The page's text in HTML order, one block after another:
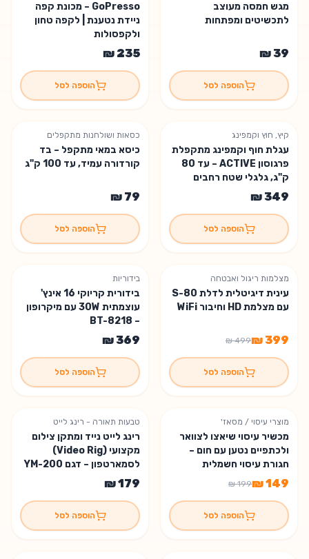
מגש חמסה מעוצב
לתכשיטים ומפתחות
הוספה לסל
GoPresso – מכונת קפה
ניידת נטענת | לקפה טחון
ולקפסולות
הוספה לסל
משלוח חינם
קיץ, חוץ וקמפינג
עגלת חוף וקמפינג מתקפלת
פרגוסון ACTIVE – עד 80
ק"ג, גלגלי שטח רחבים
וכיסוי נשיאה
הוספה לסל
כסאות ושולחנות מתקפלים
כיסא במאי מתקפל – בד
קורדורה עמיד, עד 100 ק"ג
הוספה לסל
20 % הנחה
משלוח חינם
מצלמות ריגול ואבטחה
עינית דיגיטלית לדלת S-80
עם מצלמת HD וחיבור WiFi
הוספה לסל
משלוח חינםבידוריות
בידורית קריוקי 16 אינץ'
עוצמתית 30W עם מיקרופון
– BT-8218
הוספה לסל
25 % הנחה
מוצרי עיסוי / מסאז'
מכשיר עיסוי שיאצו לצוואר
ולכתפיים נטען עם חום –
חגורת עיסוי חשמלית
הוספה לסל
טבעות תאורה - רינג לייט
רינג לייט נייד ומתקן צילום
מקצועי (Video Rig)
לסמארטפון – דגם YM-200
הוספה לסל